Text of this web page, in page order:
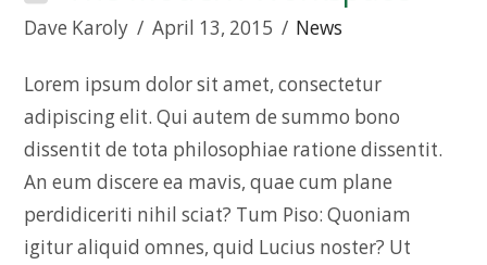
Dave Karoly April 13, 2015 News
Lorem ipsum dolor sit amet, consectetur
adipiscing elit. Qui autem de summo bono
dissentit de tota philosophiae ratione dissentit.
An eum discere ea mavis, quae cum plane
perdidiceriti nihil sciat? Tum Piso: Quoniam
igitur aliquid omnes, quid Lucius noster? Ut